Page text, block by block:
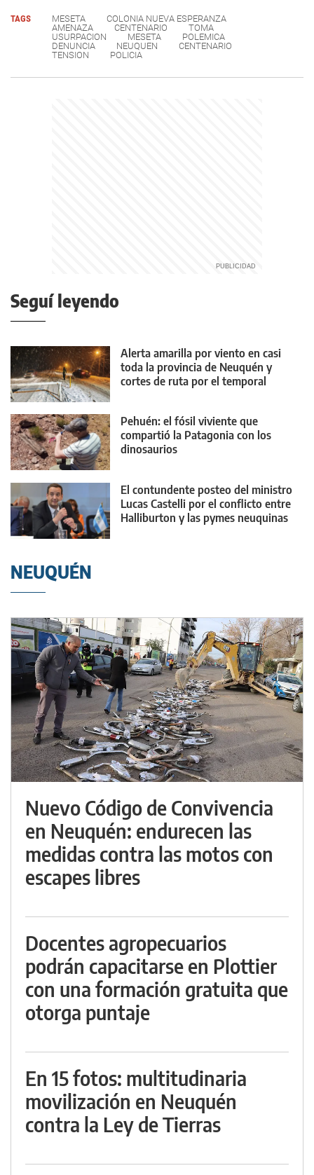
TAGS MESETA
COLONIA NUEVA ESPERANZA
AMENAZA
CENTENARIO
TOMA
USURPACION
MESETA
POLEMICA
DENUNCIA
NEUQUEN
CENTENARIO
TENSION
POLICIA
Seguí leyendo
Alerta amarilla por viento en casi
toda la provincia de Neuquén y
cortes de ruta por el temporal
Pehuén: el fósil viviente que
compartió la Patagonia con los
dinosaurios
El contundente posteo del ministro
Lucas Castelli por el conflicto entre
Halliburton y las pymes neuquinas
NEUQUÉN
Nuevo Código de Convivencia
en Neuquén: endurecen las
medidas contra las motos con
escapes libres
Docentes agropecuarios
podrán capacitarse en Plottier
con una formación gratuita que
otorga puntaje
En 15 fotos: multitudinaria
movilización en Neuquén
contra la Ley de Tierras